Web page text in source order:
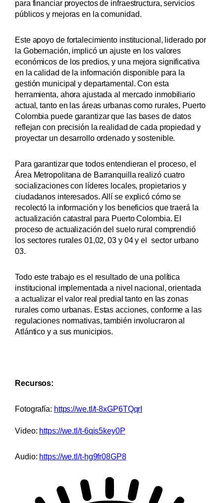
para financiar proyectos de infraestructura, servicios
públicos y mejoras en la comunidad.
Este apoyo de fortalecimiento institucional, liderado por
la Gobernación, implicó un ajuste en los valores
económicos de los predios, y una mejora significativa
en la calidad de la información disponible para la
gestión municipal y departamental. Con esta
herramienta, ahora ajustada al mercado inmobiliario
actual, tanto en las áreas urbanas como rurales, Puerto
Colombia puede garantizar que las bases de datos
reflejan con precisión la realidad de cada propiedad y
proyectar un desarrollo ordenado y sostenible.
Para garantizar que todos entendieran el proceso, el
Área Metropolitana de Barranquilla realizó cuatro
socializaciones con líderes locales, propietarios y
ciudadanos interesados. Allí se explicó cómo se
recolectó la información y los beneficios que traerá la
actualización catastral para Puerto Colombia. El
proceso de actualización del suelo rural comprendió
los sectores rurales 01,02, 03 y 04 y el sector urbano
03.
Todo este trabajo es el resultado de una política
institucional implementada a nivel nacional, orientada
a actualizar el valor real predial tanto en las zonas
rurales como urbanas. Estas acciones, conforme a las
regulaciones normativas, también involucraron al
Atlántico y a sus municipios.
Recursos:
Fotografía: https://we.tl/t-8xGP6TQqrI
Video: https://we.tl/t-6qis5key0P
Audio: https://we.tl/t-hg9fr08GP8